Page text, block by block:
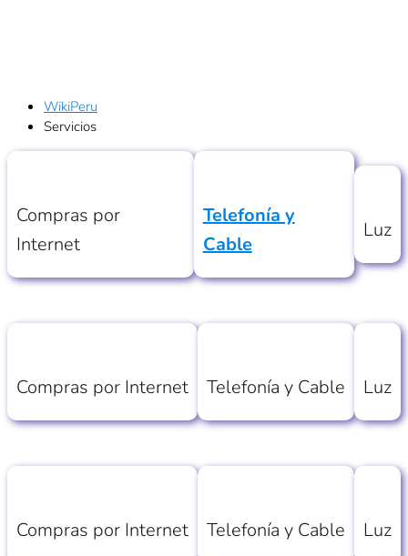
WikiPeru
Servicios
Compras por
Internet
Telefonía y
Cable
Luz
Compras por Internet Telefonía y Cable Luz
Compras por Internet Telefonía y Cable Luz